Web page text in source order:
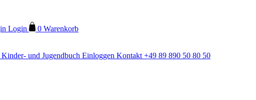
Login 0 Warenkorb
Kinder- und Jugendbuch Einloggen Kontakt +49 89 890 50 80 50